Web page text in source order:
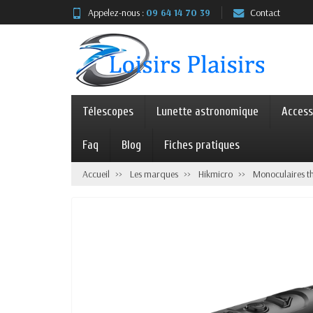
Appelez-nous : 09 64 14 70 39 Contact
Télescopes Lunette astronomique
Faq Blog Fiches pratiques
Accueil Les marques Hikmicro Monoculaires